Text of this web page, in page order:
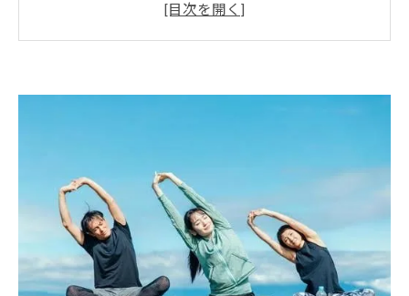
レーニングで実現するスッキリボディ
6. ⭐ Light Body Gym：中目黒で夏を快適に過ご
すための最強パートナー
7. 🎉 まとめ：中目黒で始める夏バテ・浮腫み知
らずの健康ライフ